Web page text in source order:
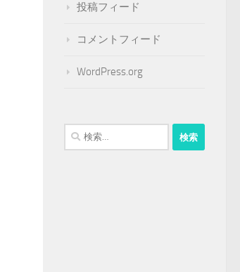
投稿フィード
コメントフィード
WordPress.org
検
索: